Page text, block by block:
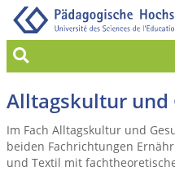
Suche
Alltagskultur und
Im Fach Alltagskultur und
beiden Fachrichtungen
und Textil mit